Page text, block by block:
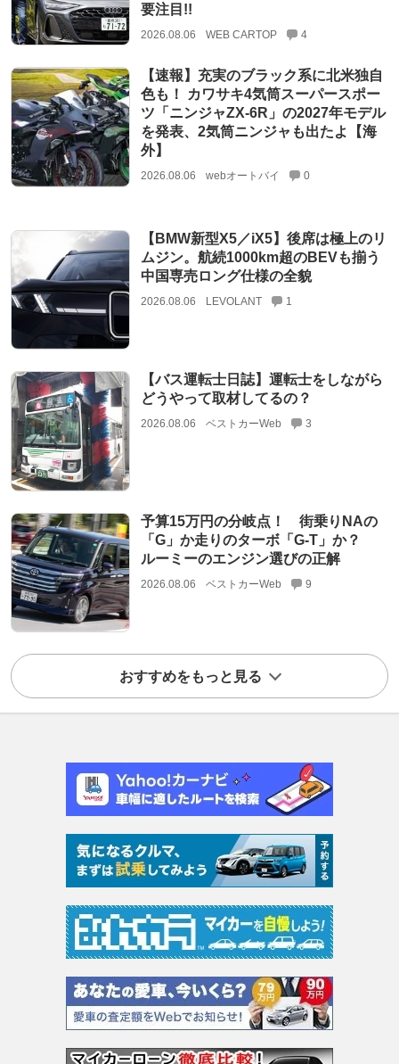
要注目!!
2026.08.06 WEB CARTOP 4
【速報】充実のブラック系に北米独自
色も！ カワサキ4気筒スーパースポー
ツ「ニンジャZX-6R」の2027年モデル
を発表、2気筒ニンジャも出たよ【海
外】
2026.08.06 webオートバイ 0
【BMW新型X5／iX5】後席は極上のリ
ムジン。航続1000km超のBEVも揃う
中国専売ロング仕様の全貌
2026.08.06 LEVOLANT 1
【バス運転士日誌】運転士をしながら
どうやって取材してるの？
2026.08.06 ベストカーWeb 3
予算15万円の分岐点！ 街乗りNAの
「G」か走りのターボ「G-T」か？
ルーミーのエンジン選びの正解
2026.08.06 ベストカーWeb 9
おすすめをもっと見る